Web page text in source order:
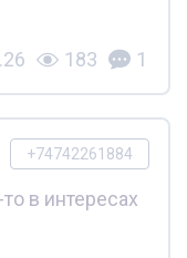
183 1
+74742261884
в интересах